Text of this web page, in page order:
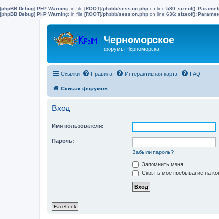
[phpBB Debug] PHP Warning: in file [ROOT]/phpbb/session.php on line 580: sizeof():
[phpBB Debug] PHP Warning: in file [ROOT]/phpbb/session.php on line 636: sizeof():
Черноморское
форумы Черноморска
Ссылки Правила Интерактивная карта FAQ
Список форумов
Вход
Имя пользователя:
Пароль:
Забыли пароль?
Запомнить меня
Скрыть моё пребывание на
Facebook